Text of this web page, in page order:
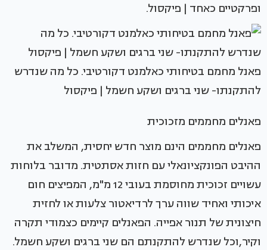
ופרקטיים כאחד | פיקסול.
פאנל מחמם בטיחותי כאלמנט דקורטיבי. כל מה שנדרש
להתקנתו- שני ברגים ושקע חשמל | פיקסול
פאנלים מחממים מזכוכית
פאנלים מחממים הינם מוצר חדש יחסית, המשלב את
ההיבט הפונקציונאלי עם חזות אסתטית. מדובר בלוחות
עשויים זכוכית מחוסמת בעובי 12 מ"מ, המפיצים חום
איכותי ואחיד שווה ערך לרדיאטור צלעות או לחזית
חיצונית של תנור אפייה. הפאנלים קיימים כצמודי תקרה
וקיר,וכל שנדרש להתקנתם הם שני ברגים ושקע חשמל.